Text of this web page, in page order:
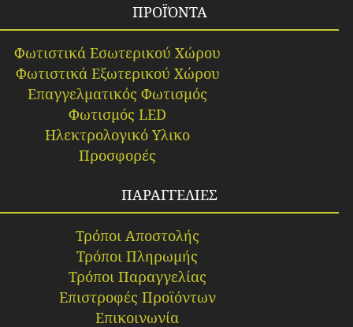
ΠΡΟΪΌΝΤΑ
Φωτιστικά Εσωτερικού Χώρου
Φωτιστικά Εξωτερικού Χώρου
Επαγγελματικός Φωτισμός
Φωτισμός LED
Ηλεκτρολογικό Υλικο
Προσφορές
ΠΑΡΑΓΓΕΛΙΕΣ
Τρόποι Αποστολής
Τρόποι Πληρωμής
Τρόποι Παραγγελίας
Επιστροφές Προϊόντων
Επικοινωνία